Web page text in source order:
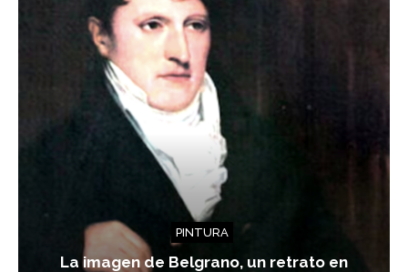
PINTURA
La imagen de Belgrano, un retrato en